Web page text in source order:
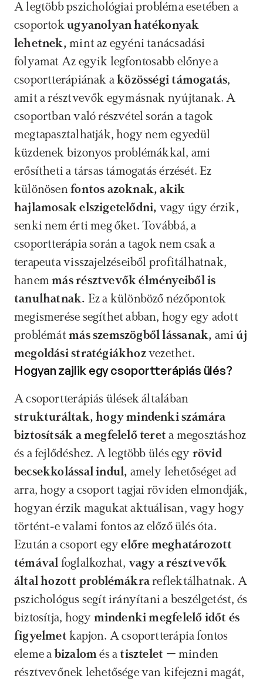
A legtöbb pszichológiai probléma esetében a
csoportok ugyanolyan hatékonyak
lehetnek, mint az egyéni tanácsadási
folyamat Az egyik legfontosabb előnye a
csoportterápiának a közösségi támogatás,
amit a résztvevők egymásnak nyújtanak. A
csoportban való részvétel során a tagok
megtapasztalhatják, hogy nem egyedül
küzdenek bizonyos problémákkal, ami
erősítheti a társas támogatás érzését. Ez
különösen fontos azoknak, akik
hajlamosak elszigetelődni, vagy úgy érzik,
senki nem érti meg őket. Továbbá, a
csoportterápia során a tagok nem csak a
terapeuta visszajelzéseiből profitálhatnak,
hanem más résztvevők élményeiből is
tanulhatnak. Ez a különböző nézőpontok
megismerése segíthet abban, hogy egy adott
problémát más szemszögből lássanak, ami új
megoldási stratégiákhoz vezethet.
Hogyan zajlik egy csoportterápiás ülés?
strukturáltak, hogy mindenki számára
biztosítsák a megfelelő teret a megosztáshoz
és a fejlődéshez. A legtöbb ülés egy rövid
becsekkolással indul, amely lehetőséget ad
arra, hogy a csoport tagjai röviden elmondják,
hogyan érzik magukat aktuálisan, vagy hogy
történt-e valami fontos az előző ülés óta.
Ezután a csoport egy előre meghatározott
témával foglalkozhat, vagy a résztvevők
által hozott problémákra reflektálhatnak. A
pszichológus segít irányítani a beszélgetést, és
biztosítja, hogy mindenki megfelelő időt és
figyelmet kapjon. A csoportterápia fontos
eleme a bizalom és a tisztelet – minden
résztvevőnek lehetősége van kifejezni magát,